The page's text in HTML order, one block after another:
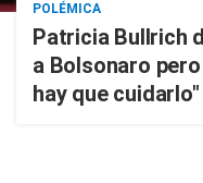
POLÉMICA
Patricia Bullrich
a Bolsonaro
hay que cuidarlo"